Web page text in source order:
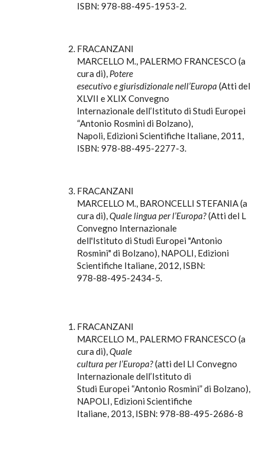
ISBN: 978-88-495-1953-2.
FRACANZANI
MARCELLO M., PALERMO FRANCESCO (a
cura di), Potere
esecutivo e giurisdizionale nell’Europa (Atti del
XLVII e XLIX Convegno
Internazionale dell’Istituto di Studi Europei
“Antonio Rosmini di Bolzano),
Napoli, Edizioni Scientifiche Italiane, 2011,
ISBN: 978-88-495-2277-3.
FRACANZANI
MARCELLO M., BARONCELLI STEFANIA (a
cura di),Quale lingua per l’Europa?(Atti del L
Convegno Internazionale
dell'Istituto di Studi Europei "Antonio
Rosmini" di Bolzano), NAPOLI, Edizioni
Scientifiche Italiane, 2012, ISBN:
978-88-495-2434-5.
FRACANZANI
MARCELLO M., PALERMO FRANCESCO (a
cura di),Quale
cultura per l’Europa?(atti del LI Convegno
Internazionale dell’Istituto di
Studi Europei “Antonio Rosmini” di Bolzano),
NAPOLI, Edizioni Scientifiche
Italiane, 2013, ISBN: 978-88-495-2686-8